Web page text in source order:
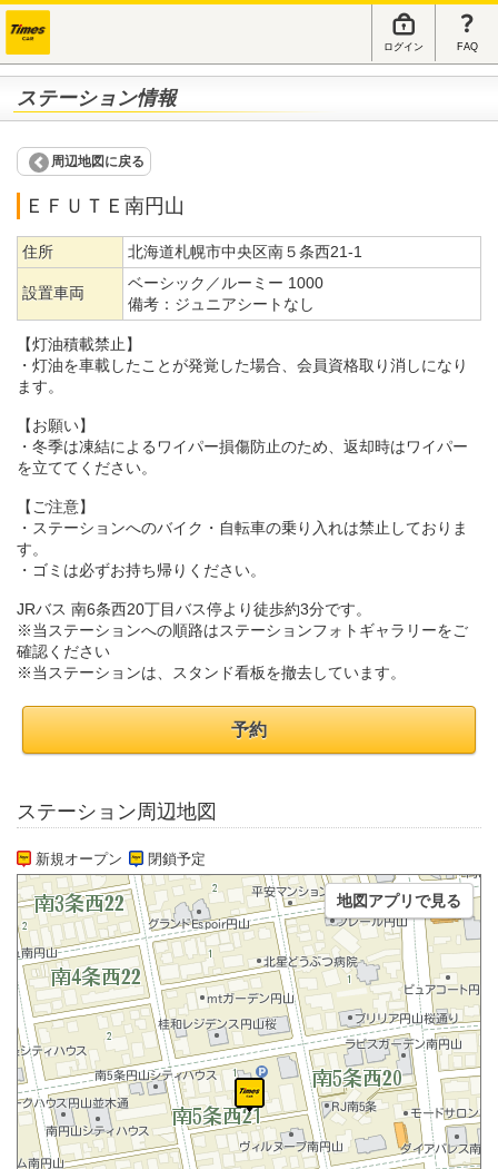
ログイン FAQ
ステーション情報
周辺地図に戻る
ＥＦＵＴＥ南円山
住所 北海道札幌市中央区南５条西21-1
設置車両
ベーシック／ルーミー 1000
備考： ジュニアシートなし
【灯油積載禁止】
・灯油を車載したことが発覚した場合、会員資格取り消しになり
ます。
【お願い】
・冬季は凍結によるワイパー損傷防止のため、返却時はワイパー
を立ててください。
【ご注意】
・ステーションへのバイク・自転車の乗り入れは禁止しておりま
す。
・ゴミは必ずお持ち帰りください。
JRバス 南6条西20丁目バス停より徒歩約3分です。
※当ステーションへの順路はステーションフォトギャラリーをご
確認ください
※当ステーションは、スタンド看板を撤去しています。
予約
ステーション周辺地図
新規オープン 閉鎖予定
地図アプリで見る